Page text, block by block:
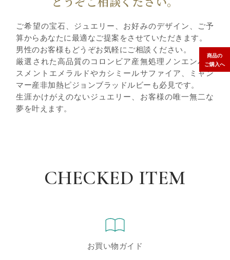
ご希望の宝石、ジュエリー、お好みのデザイン、ご予
算からあなたに最適なご提案をさせていただきます。
男性のお客様もどうぞお気軽にご相談ください。
厳選された高品質のコロンビア産無処理ノンエンハン
スメントエメラルドやカシミールサファイア、ミャン
マー産非加熱ピジョンブラッドルビーも必見です。
生涯かけがえのないジュエリー、お客様の唯一無二な
夢を叶えます。
商品の
ご購入へ
CHECKED ITEM
お買い物ガイド